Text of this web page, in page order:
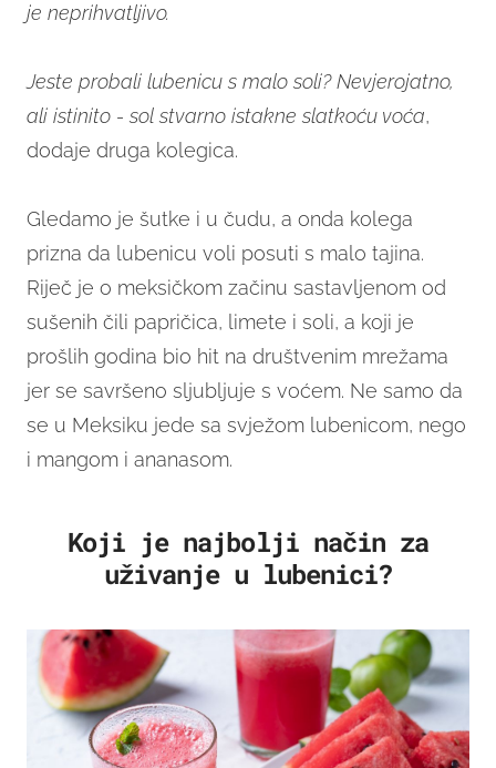
je neprihvatljivo.
Jeste probali lubenicu s malo soli? Nevjerojatno,
ali istinito - sol stvarno istakne slatkoću voća,
dodaje druga kolegica.
Gledamo je šutke i u čudu, a onda kolega
prizna da lubenicu voli posuti s malo tajina.
Riječ je o meksičkom začinu sastavljenom od
sušenih čili papričica, limete i soli, a koji je
prošlih godina bio hit na društvenim mrežama
jer se savršeno sljubljuje s voćem. Ne samo da
se u Meksiku jede sa svježom lubenicom, nego
i mangom i ananasom.
Koji je najbolji način za
uživanje u lubenici?
Hrskava i slatka lubenica koja je dobro ohlađena u
hladnjaku je savršenstvo bez mane
Lubenica i tajin najbolji su par
Lubenica s malo limete moj je osobni favorit